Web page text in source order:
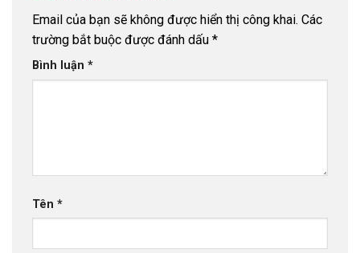
Email của bạn sẽ không được hiển thị công khai. Các
trường bắt buộc được đánh dấu *
Bình luận *
Tên *